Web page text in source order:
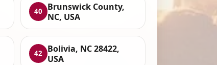
40
Brunswick County,
NC, USA
42
Bolivia, NC 28422,
USA